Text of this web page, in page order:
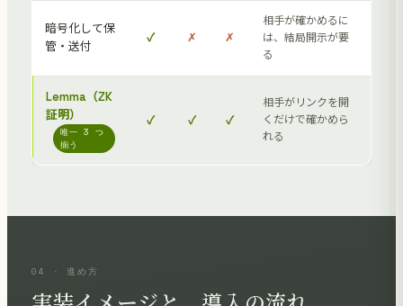
暗号化して保
管・送付
✓ ✗ ✗
相手が確かめるに
は、結局開示が要
る
Lemma（ZK
証明）
唯一 3 つ
揃う
✓ ✓ ✓
相手がリンクを開
くだけで確かめら
れる
04 · 進め方